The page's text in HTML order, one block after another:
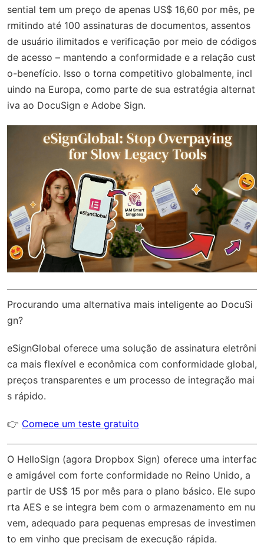
sential tem um preço de apenas US$ 16,60 por mês, pe
rmitindo até 100 assinaturas de documentos, assentos
de usuário ilimitados e verificação por meio de códigos
de acesso – mantendo a conformidade e a relação cust
o-benefício. Isso o torna competitivo globalmente, incl
uindo na Europa, como parte de sua estratégia alternat
iva ao DocuSign e Adobe Sign.
Procurando uma alternativa mais inteligente ao DocuSi
gn?
eSignGlobal oferece uma solução de assinatura eletrôni
ca mais flexível e econômica com conformidade global,
preços transparentes e um processo de integração mai
s rápido.
👉 Comece um teste gratuito
O HelloSign (agora Dropbox Sign) oferece uma interfac
e amigável com forte conformidade no Reino Unido, a
partir de US$ 15 por mês para o plano básico. Ele supo
rta AES e se integra bem com o armazenamento em nu
vem, adequado para pequenas empresas de investimen
to em vinho que precisam de execução rápida.